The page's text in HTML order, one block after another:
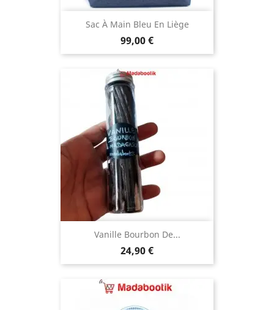
Sac À Main Bleu En Liège
Prix
99,00 €
Vanille Bourbon De...
Prix
24,90 €